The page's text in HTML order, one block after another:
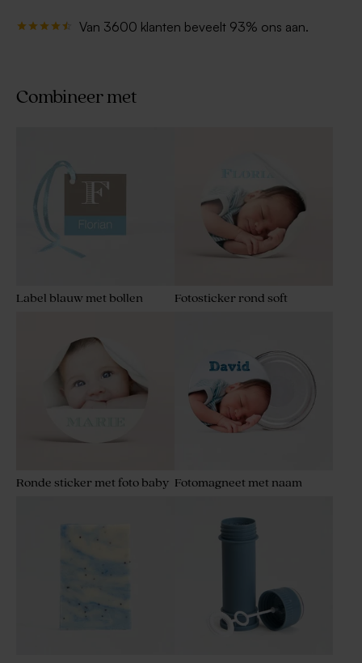
Van 3600 klanten beveelt 93% ons aan.
Combineer met
Label blauw met bollen Fotosticker rond soft
Ronde sticker met foto baby Fotomagneet met naam